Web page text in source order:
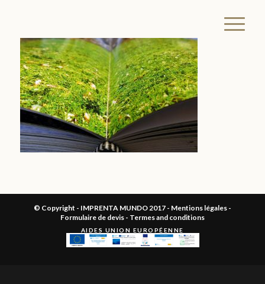
© Copyright - IMPRENTA MUNDO 2017 - Mentions légales -
Formulaire de devis - Termes and conditions
AIDES UNION EUROPÉENNE